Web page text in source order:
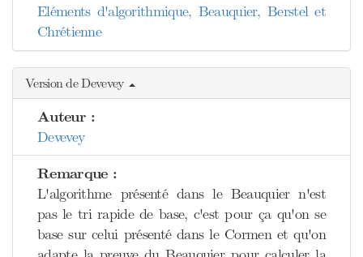
Eléments d'algorithmique, Beauquier, Berstel et
Chrétienne
Version de Devevey
Auteur :
Devevey
Remarque :
L'algorithme présenté dans le Beauquier n'est
pas le tri rapide de base, c'est pour ça qu'on se
base sur celui présenté dans le Cormen et qu'on